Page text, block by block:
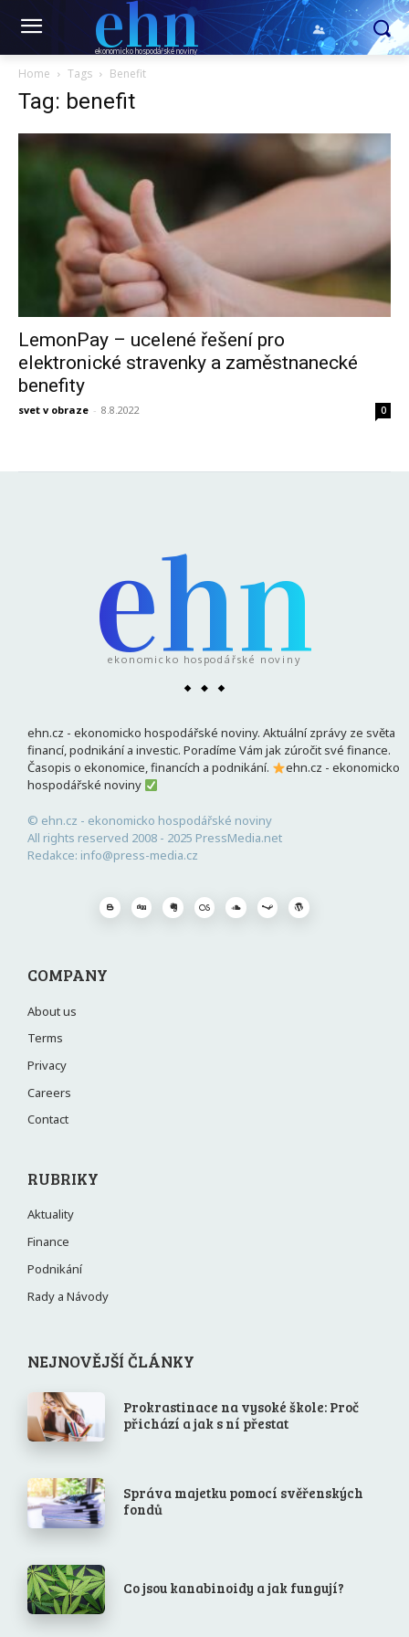
ehn
ekonomicko hospodářské noviny
Home Tags Benefit
Tag: benefit
LemonPay – ucelené řešení pro
elektronické stravenky a zaměstnanecké
benefity
svet v obraze - 8.8.2022 0
ehn
ekonomicko hospodářské noviny
ehn.cz - ekonomicko hospodářské noviny. Aktuální zprávy ze světa
financí, podnikání a investic. Poradíme Vám jak zúročit své finance.
Časopis o ekonomice, financích a podnikání.
ehn.cz - ekonomicko
hospodářské noviny
© ehn.cz - ekonomicko hospodářské noviny
All rights reserved 2008 - 2025 PressMedia.net
Redakce: info@press-media.cz
COMPANY
About us
Terms
Privacy
Careers
Contact
RUBRIKY
Aktuality
Finance
Podnikání
Rady a Návody
NEJNOVĚJŠÍ ČLÁNKY
Prokrastinace na vysoké škole: Proč
přichází a jak s ní přestat
Správa majetku pomocí svěřenských
fondů
Co jsou kanabinoidy a jak fungují?